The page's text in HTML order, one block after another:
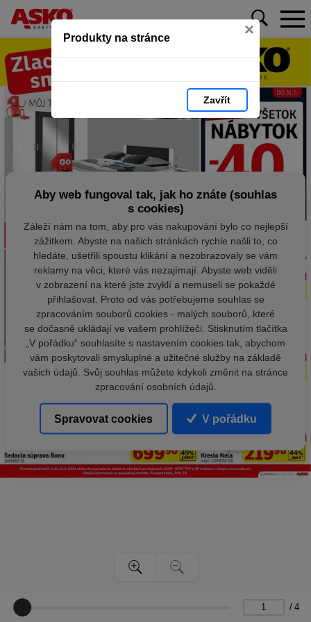
Produkty na stránce ×
Zavřít
/ 4
Aby web fungoval tak, jak ho znáte (souhlas
s cookies)
Záleží nám na tom, aby pro vás nakupování bylo co nejlepší
zážitkem. Abyste na našich stránkách rychle našli to, co
hledáte, ušetřili spoustu klikání a nezobrazovaly se vám
reklamy na věci, které vás nezajímají. Abyste web viděli
v zobrazení na které jste zvyklí a nemuseli se pokaždé
přihlašovat. Proto od vás potřebujeme souhlas se
zpracováním souborů cookies - malých souborů, které
se dočasně ukládají ve vašem prohlížeči. Stisknutím tlačítka
„V pořádku“ souhlasíte s nastavením cookies tak, abychom
vám poskytovali smysluplné a užitečné služby na základě
vašich údajů. Svůj souhlas můžete kdykoli změnit na stránce
zpracování osobních údajů.
Spravovat cookies V pořádku